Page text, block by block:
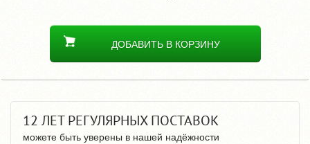
ДОБАВИТЬ В КОРЗИНУ
12 ЛЕТ РЕГУЛЯРНЫХ ПОСТАВОК
можете быть уверены в нашей надёжности